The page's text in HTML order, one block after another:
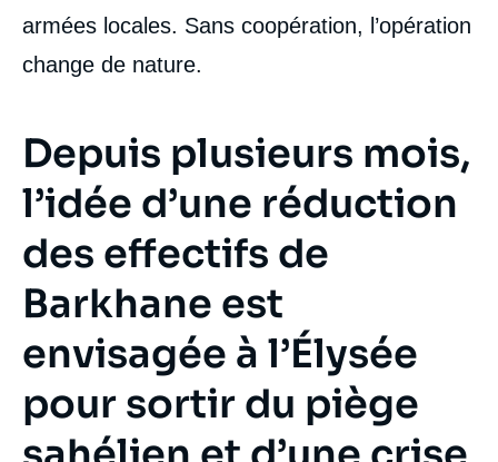
armées locales. Sans coopération, l’opération
change de nature.
Depuis plusieurs mois,
l’idée d’une réduction
des effectifs de
Barkhane est
envisagée à l’Élysée
pour sortir du piège